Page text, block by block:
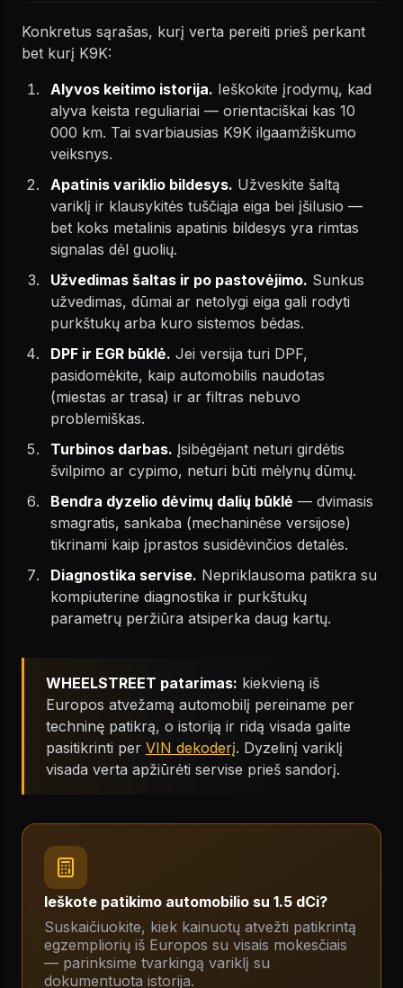
Konkretus sąrašas, kurį verta pereiti prieš perkant
bet kurį K9K:
Alyvos keitimo istorija. Ieškokite įrodymų, kad
alyva keista reguliariai — orientaciškai kas 10
000 km. Tai svarbiausias K9K ilgaamžiškumo
veiksnys.
Apatinis variklio bildesys. Užveskite šaltą
variklį ir klausykitės tuščiąja eiga bei įšilusio —
bet koks metalinis apatinis bildesys yra rimtas
signalas dėl guolių.
Užvedimas šaltas ir po pastovėjimo. Sunkus
užvedimas, dūmai ar netolygi eiga gali rodyti
purkštukų arba kuro sistemos bėdas.
DPF ir EGR būklė. Jei versija turi DPF,
pasidomėkite, kaip automobilis naudotas
(miestas ar trasa) ir ar filtras nebuvo
problemiškas.
Turbinos darbas. Įsibėgėjant neturi girdėtis
švilpimo ar cypimo, neturi būti mėlynų dūmų.
Bendra dyzelio dėvimų dalių būklė — dvimasis
smagratis, sankaba (mechaninėse versijose)
tikrinami kaip įprastos susidėvinčios detalės.
Diagnostika servise. Nepriklausoma patikra su
kompiuterine diagnostika ir purkštukų
parametrų peržiūra atsiperka daug kartų.
WHEELSTREET patarimas: kiekvieną iš
Europos atvežamą automobilį pereiname per
techninę patikrą, o istoriją ir ridą visada galite
pasitikrinti per VIN dekoderį. Dyzelinį variklį
visada verta apžiūrėti servise prieš sandorį.
Ieškote patikimo automobilio su 1.5 dCi?
Suskaičiuokite, kiek kainuotų atvežti patikrintą
egzempliorių iš Europos su visais mokesčiais
— parinksime tvarkingą variklį su
dokumentuota istorija.